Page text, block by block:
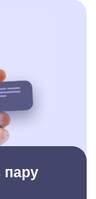
пару